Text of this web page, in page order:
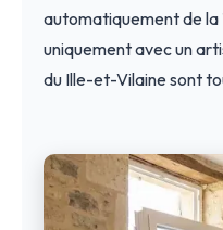
automatiquement de la
uniquement avec un
du Ille-et-Vilaine sont